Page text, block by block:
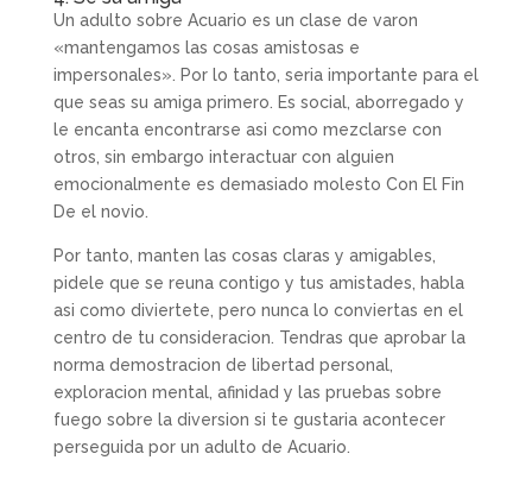
Un adulto sobre Acuario es un clase de varon
«mantengamos las cosas amistosas e
impersonales». Por lo tanto, seri­a importante para el
que seas su amiga primero. Es social, aborregado y
le encanta encontrarse asi­ como mezclarse con
otros, sin embargo interactuar con alguien
emocionalmente es demasiado molesto Con El Fin
De el novio.
Por tanto, manten las cosas claras y amigables,
pidele que se reuna contigo y tus amistades, habla
asi­ como diviertete, pero nunca lo conviertas en el
centro de tu consideracion. Tendras que aprobar la
norma demostracion de libertad personal,
exploracion mental, afinidad y las pruebas sobre
fuego sobre la diversion si te gustaria acontecer
perseguida por un adulto de Acuario.